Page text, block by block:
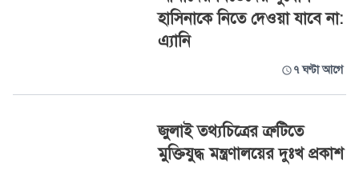
হাসিনাকে নিতে দেওয়া যাবে না:
এ্যানি
৭ ঘণ্টা আগে
জুলাই তথ্যচিত্রের ত্রুটিতে
মুক্তিযুদ্ধ মন্ত্রণালয়ের দুঃখ প্রকাশ